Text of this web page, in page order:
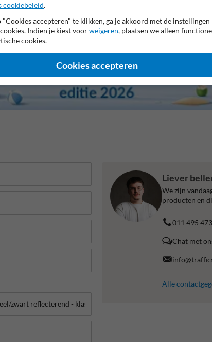
Liever
We zijn
producten en
011 495 473
Chat met
Alle
cookiebeleid.
"Cookies accepteren" te klikken, ga je akkoord met de instellingen
Indien je kiest voorweigeren, plaatsen we alleen
cookies.
Cookies accepteren